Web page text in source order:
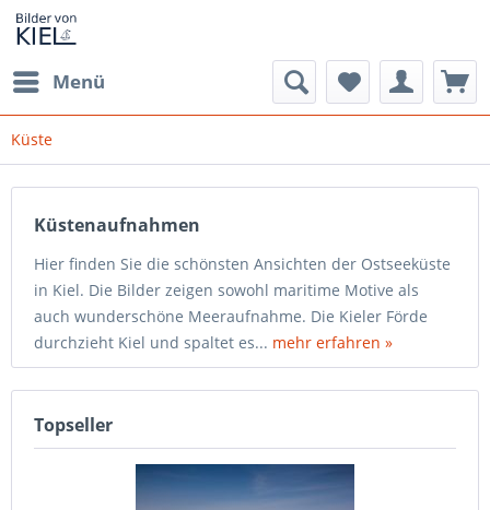
Menü
Küste
Küstenaufnahmen
Hier finden Sie die schönsten Ansichten der Ostseeküste
in Kiel. Die Bilder zeigen sowohl maritime Motive als
auch wunderschöne Meeraufnahme. Die Kieler Förde
durchzieht Kiel und spaltet es... mehr erfahren »
Topseller